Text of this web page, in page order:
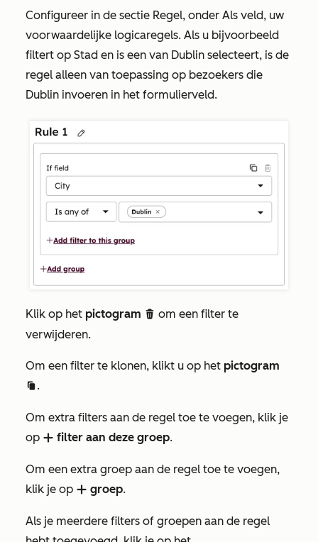
Configureer in de sectie Regel, onder Als veld, uw
voorwaardelijke logicaregels. Als u bijvoorbeeld
filtert op Stad en is een van Dublin selecteert, is de
regel alleen van toepassing op bezoekers die
Dublin invoeren in het formulierveld.
Klik op het pictogram delete om een filter te
verwijderen.
Om een filter te klonen, klikt u op het pictogram
duplicate.
Om extra filters aan de regel toe te voegen, klik je
op add filter aan deze groep.
Om een extra groep aan de regel toe te voegen,
klik je op add groep.
Als je meerdere filters of groepen aan de regel